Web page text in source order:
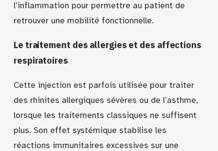
l’inflammation pour permettre au patient de
retrouver une mobilité fonctionnelle.
Le traitement des allergies et des affections
respiratoires
Cette injection est parfois utilisée pour traiter
des rhinites allergiques sévères ou de l’asthme,
lorsque les traitements classiques ne suffisent
plus. Son effet systémique stabilise les
réactions immunitaires excessives sur une